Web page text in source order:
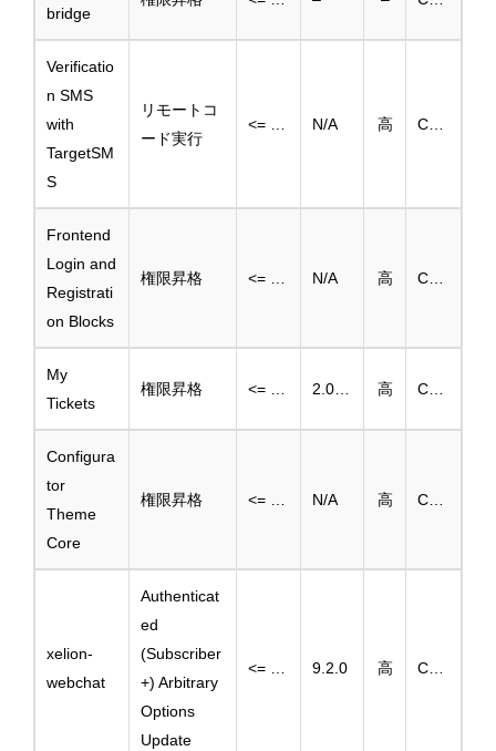
bridge
Verificatio
n SMS
with
TargetSM
S
リモートコ
ード実行
N/A 高
Frontend
Login and
Registrati
on Blocks
権限昇格 N/A 高
My
Tickets
権限昇格 高
Configura
tor
Theme
Core
権限昇格 N/A 高
xelion-
webchat
Authenticat
ed
(Subscriber
+) Arbitrary
Options
Update
9.2.0 高